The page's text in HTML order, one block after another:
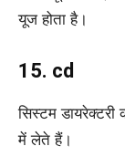
यूज होता है।
15. cd
सिस्टम
में लेते हैं।